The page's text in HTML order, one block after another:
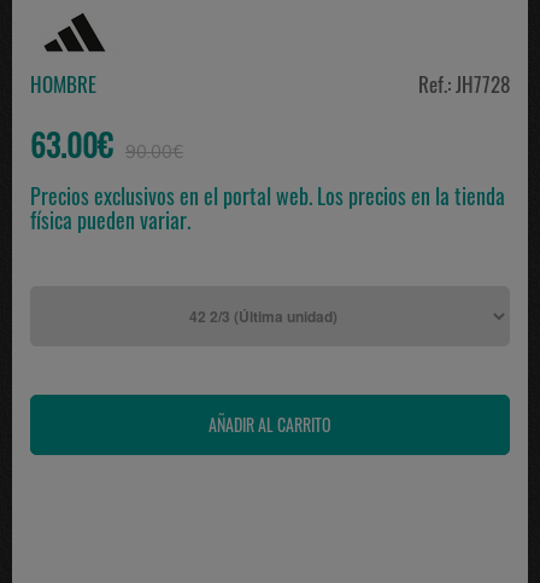
HOMBRE Ref.: JH7728
63.00€ 90.00€
Precios exclusivos en el portal web. Los precios en la tienda
física pueden variar.